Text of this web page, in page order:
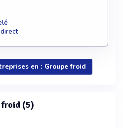
en : Groupe froid
froid (5)